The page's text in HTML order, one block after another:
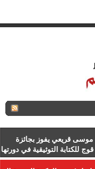
موسى قريعي يفوز بجائزة
للكتابة التوثيقية في دورتها